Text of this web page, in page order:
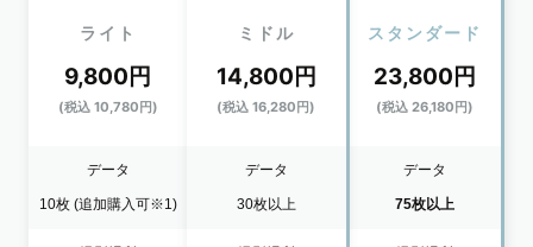
ライト
9,800円
(税込 10,780円)
データ
10枚 (追加購入可※1)
ミドル
14,800円
(税込 16,280円)
データ
30枚以上
スタンダード
23,800円
(税込 26,180円)
データ
75枚以上